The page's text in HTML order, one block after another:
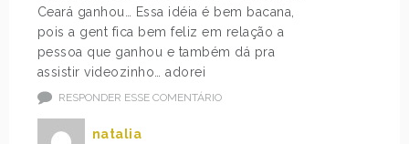
Ceará ganhou… Essa idéia é bem bacana,
pois a gent fica bem feliz em relação a
pessoa que ganhou e também dá pra
assistir videozinho… adorei
RESPONDER ESSE COMENTÁRIO
natalia